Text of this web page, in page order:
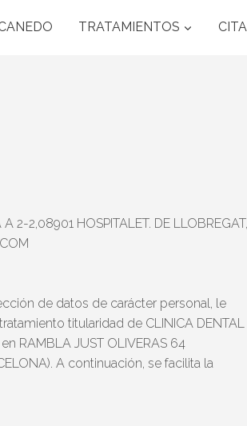
TRATAMIENTOS
2-2,08901 HOSPITALET. DE
de datos de carácter personal, le
titularidad de CLINICA DENTAL
RAMBLA JUST OLIVERAS 64
A continuación, se facilita la